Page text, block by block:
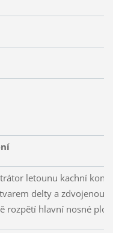
letounu kachní
delty a zdvojenou
rozpětí hlavní nosné